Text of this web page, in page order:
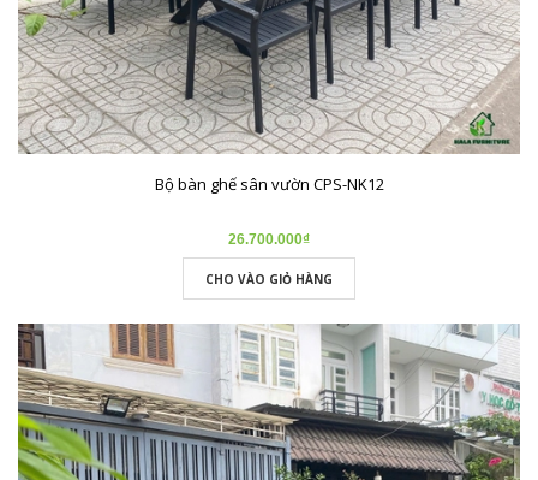
Bộ bàn ghế sân vườn CPS-NK12
26.700.000₫
CHO VÀO GIỎ HÀNG